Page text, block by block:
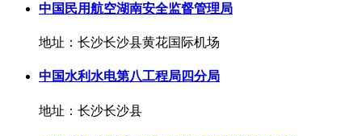
中国民用航空湖南安全监督管理局
地址：长沙长沙县黄花国际机场
中国水利水电第八工程局四分局
地址：长沙长沙县